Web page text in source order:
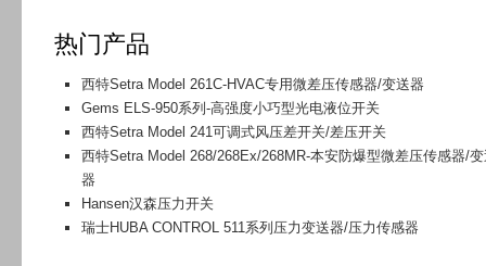
热门产品
西特Setra Model 261C-HVAC专用微差压传感器/变送器
Gems ELS-950系列-高强度小巧型光电液位开关
西特Setra Model 241可调式风压差开关/差压开关
西特Setra Model 268/268Ex/268MR-本安防爆型微差压传感器/
器
Hansen汉森压力开关
瑞士HUBA CONTROL 511系列压力变送器/压力传感器